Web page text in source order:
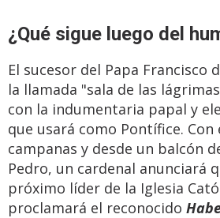
¿Qué sigue luego del
El sucesor del Papa Francisco
la llamada "sala de las
con la indumentaria papal y
que usará como Pontífice.
campanas y desde un balcón
Pedro, un cardenal anunciará
próximo líder de la Iglesia
proclamará el reconocido